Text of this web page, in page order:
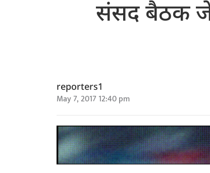
संसद बैठक
reporters1
May 7, 2017 12:40 pm